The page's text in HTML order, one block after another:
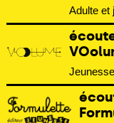
Adulte et
Jeunesse